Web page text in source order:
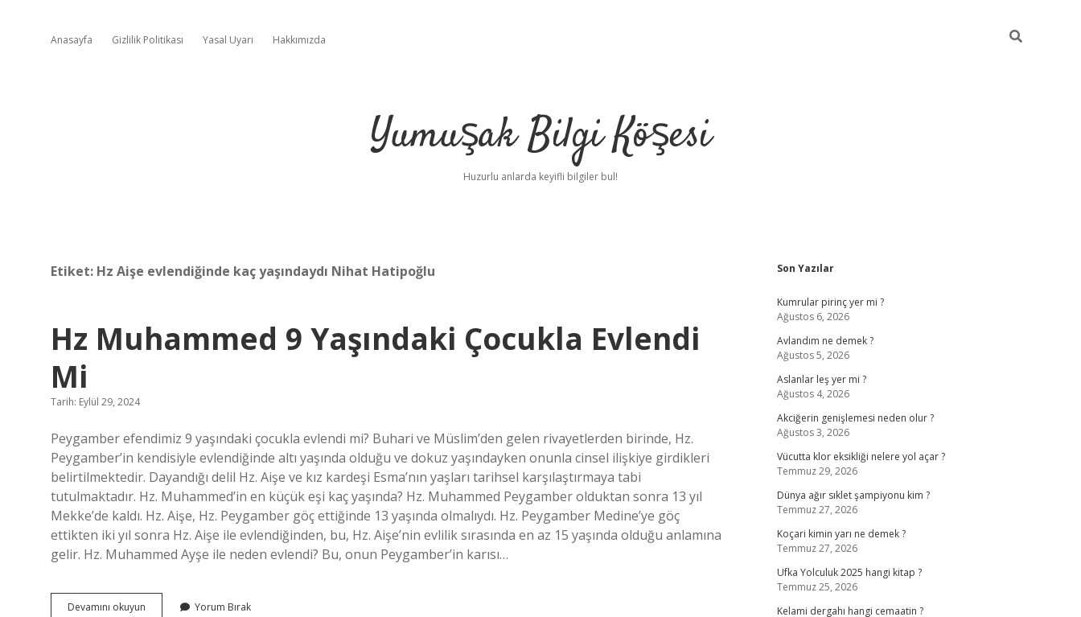
Anasayfa Gizlilik Politikası Yasal Uyarı Hakkımızda
Yumuşak Bilgi Köşesi
Huzurlu anlarda keyifli bilgiler bul!
Etiket: Hz Aişe evlendiğinde kaç yaşındaydı Nihat Hatipoğlu
Hz Muhammed 9 Yaşındaki Çocukla Evlendi
Mi
Tarih: Eylül 29, 2024
Peygamber efendimiz 9 yaşındaki çocukla evlendi mi? Buhari ve Müslim’den gelen rivayetlerden birinde, Hz.
Peygamber’in kendisiyle evlendiğinde altı yaşında olduğu ve dokuz yaşındayken onunla cinsel ilişkiye girdikleri
belirtilmektedir. Dayandığı delil Hz. Aişe ve kız kardeşi Esma’nın yaşları tarihsel karşılaştırmaya tabi
tutulmaktadır. Hz. Muhammed’in en küçük eşi kaç yaşında? Hz. Muhammed Peygamber olduktan sonra 13 yıl
Mekke’de kaldı. Hz. Aişe, Hz. Peygamber göç ettiğinde 13 yaşında olmalıydı. Hz. Peygamber Medine’ye göç
ettikten iki yıl sonra Hz. Aişe ile evlendiğinden, bu, Hz. Aişe’nin evlilik sırasında en az 15 yaşında olduğu anlamına
gelir. Hz. Muhammed Ayşe ile neden evlendi? Bu, onun Peygamber’in karısı…
Devamını okuyun Yorum Bırak
Sidebar
Son Yazılar
Kumrular pirinç yer mi ?
Ağustos 6, 2026
Avlandım ne demek ?
Ağustos 5, 2026
Aslanlar leş yer mi ?
Ağustos 4, 2026
Akciğerin genişlemesi neden olur ?
Ağustos 3, 2026
Vücutta klor eksikliği nelere yol açar ?
Temmuz 29, 2026
Dünya ağır sıklet şampiyonu kim ?
Temmuz 27, 2026
Koçari kimin yarı ne demek ?
Temmuz 27, 2026
Ufka Yolculuk 2025 hangi kitap ?
Temmuz 25, 2026
Kelami dergahı hangi cemaatin ?